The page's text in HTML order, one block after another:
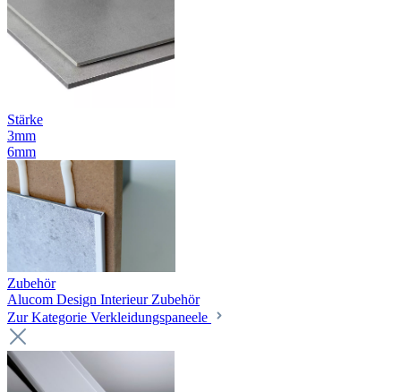
Stärke
3mm
6mm
Zubehör
Alucom Design Interieur Zubehör
Zur Kategorie Verkleidungspaneele